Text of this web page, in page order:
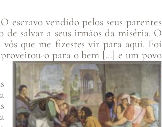
escravo vendido pelos seus parentes
de salvar a seus irmãos da miséria. O
que me fizestes vir para aqui. Foi
o para o bem […] e um povo